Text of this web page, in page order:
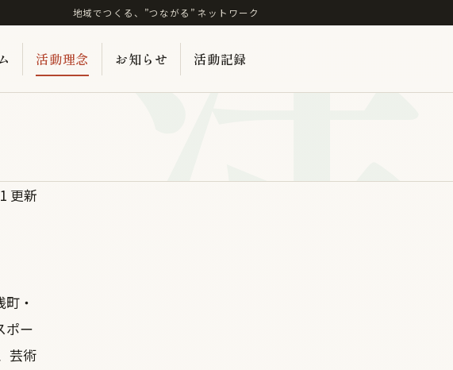
地域でつくる、”つながる” ネットワーク
活動理念 お知らせ 活動記録
活
更新
・
ポー
芸術